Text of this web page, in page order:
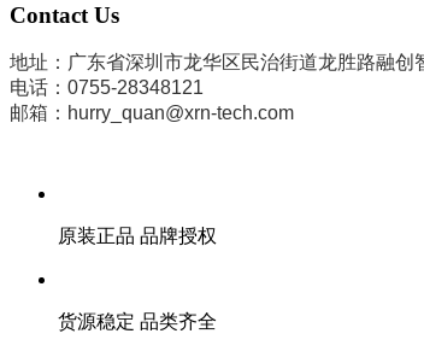
Contact Us
地址：广东省深圳市龙华区民治街道龙胜路融创
电话：0755-28348121
邮箱：hurry_quan@xrn-tech.com
原装正品 品牌授权
货源稳定 品类齐全